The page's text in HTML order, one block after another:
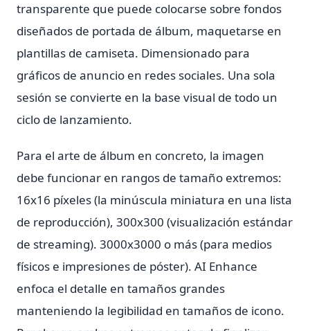
transparente que puede colocarse sobre fondos
diseñados de portada de álbum, maquetarse en
plantillas de camiseta. Dimensionado para
gráficos de anuncio en redes sociales. Una sola
sesión se convierte en la base visual de todo un
ciclo de lanzamiento.
Para el arte de álbum en concreto, la imagen
debe funcionar en rangos de tamaño extremos:
16x16 píxeles (la minúscula miniatura en una lista
de reproducción), 300x300 (visualización estándar
de streaming). 3000x3000 o más (para medios
físicos e impresiones de póster). AI Enhance
enfoca el detalle en tamaños grandes
manteniendo la legibilidad en tamaños de icono.